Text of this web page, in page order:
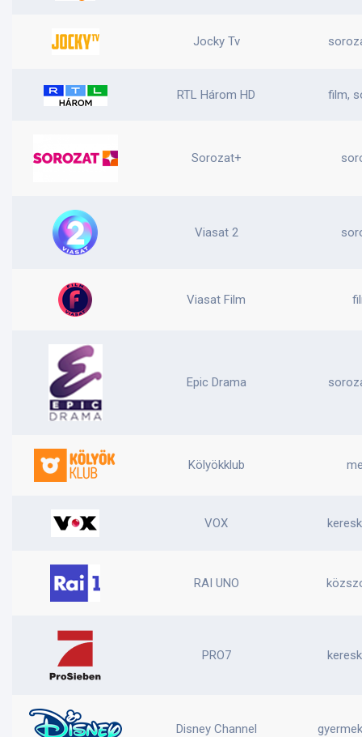
Jocky Tv
RTL Három HD film,
Sorozat+
Viasat 2
Viasat Film
Epic Drama
Kölyökklub
VOX
RAI UNO
PRO7
Disney Channel